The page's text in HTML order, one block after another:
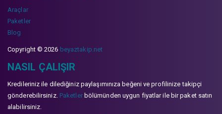
Araçlar
Paketler
Blog
Copyright © 2026 beyaztakip.net
NASIL ÇALIŞIR
Kredileriniz ile dilediğiniz paylaşımınıza beğeni ve profilinize takipçi
gönderebilirsiniz. Paketlerbölümünden uygun fiyatlar ile bir paket satın
alabilirsiniz.